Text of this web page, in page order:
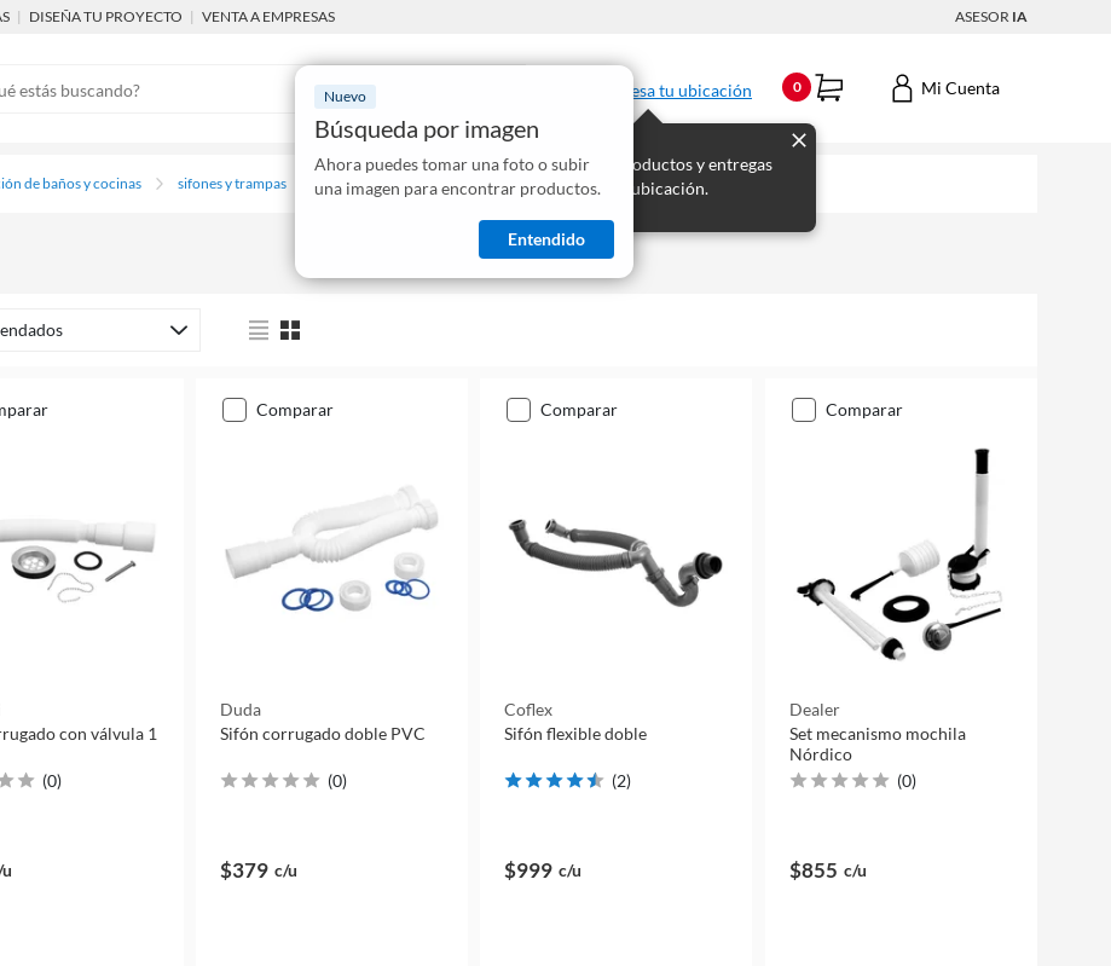
| DISEÑA TU PROYECTO | VENTA A EMPRESAS ASESOR IA
Nuevo
Búsqueda por imagen
Ahora puedes tomar una foto o subir
una imagen para encontrar productos.
Entendido
Ingresa tu ubicación
Mostraremos los productos y entregas
disponibles para tu ubicación.
0 Mi Cuenta
de baños y cocinas sifones y trampas
con válvula 1
(0)
comparar
Duda
Sifón corrugado doble PVC
(0)
$379 c/u
comparar
Coflex
Sifón flexible doble
(2)
$999 c/u
comparar
Dealer
Set mecanismo mochila
Nórdico
(0)
$855 c/u